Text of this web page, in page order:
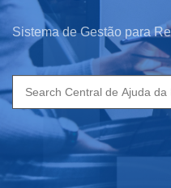
Sistema de Gestão para
Search
for: